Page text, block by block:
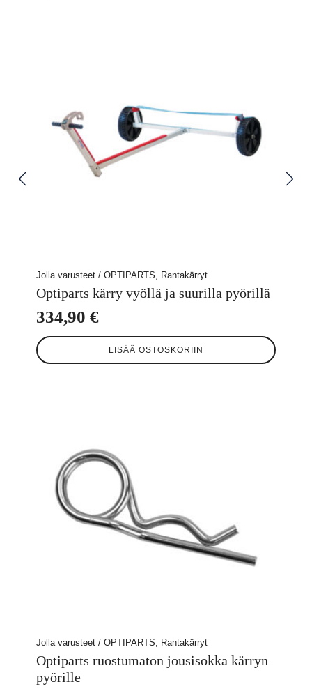
Jolla varusteet / OPTIPARTS, Rantakärryt
Optiparts kärry vyöllä ja suurilla pyörillä
334,90 €
LISÄÄ OSTOSKORIIN
Jolla varusteet / OPTIPARTS, Rantakärryt
Optiparts ruostumaton jousisokka kärryn
pyörille